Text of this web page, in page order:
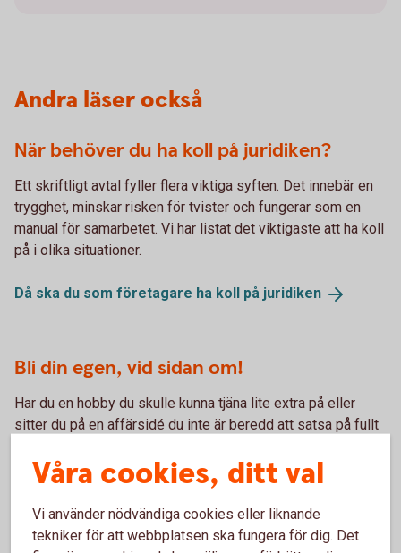
Andra läser också
När behöver du ha koll på juridiken?
Ett skriftligt avtal fyller flera viktiga syften. Det innebär en
trygghet, minskar risken för tvister och fungerar som en
manual för samarbetet. Vi har listat det viktigaste att ha koll
på i olika situationer.
Då ska du som företagare ha koll på juridiken
Bli din egen, vid sidan om!
Har du en hobby du skulle kunna tjäna lite extra på eller
sitter du på en affärsidé du inte är beredd att satsa på fullt
extrapengar på att göra det du gillar eller är bra på.
Bli din egen, vid sidanom!
Våra cookies, ditt val
Vi använder nödvändiga cookies eller liknande
tekniker för att webbplatsen ska fungera för dig. Det